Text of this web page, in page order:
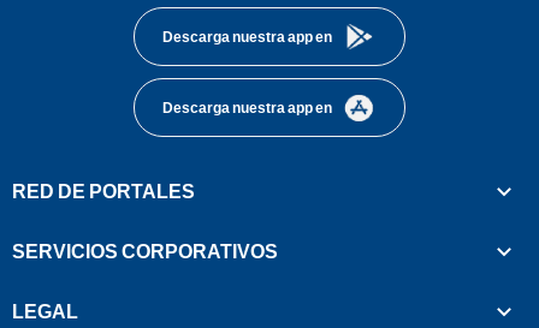
Descarga nuestra app en
Descarga nuestra app en
RED DE PORTALES
SERVICIOS CORPORATIVOS
LEGAL